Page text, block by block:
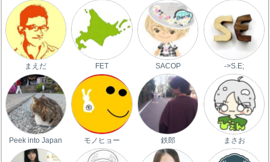
まえだ FET SACOP ->S.E;
Peek into Japan モノヒョー 鉄郎 まさお